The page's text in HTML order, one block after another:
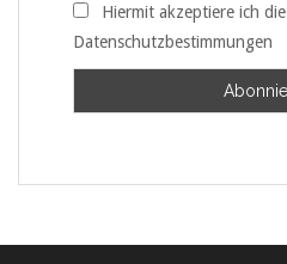
Hiermit akzeptiere ich die
Datenschutzbestimmungen